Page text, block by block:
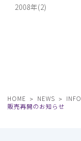
2008年(2)
HOME NEWS INFO
販売再開のお知らせ